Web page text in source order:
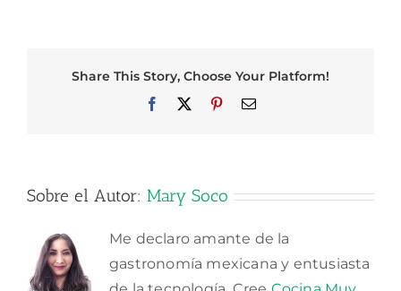
Share This Story, Choose Your Platform!
Facebook PinterestCorreo
Sobre el Autor: Mary Soco
Me declaro amante de la
gastronomía mexicana y entusiasta